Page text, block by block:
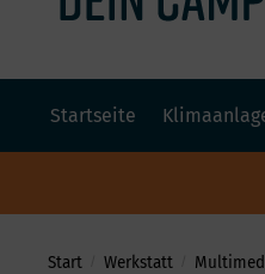
Startseite
Start Werkstatt